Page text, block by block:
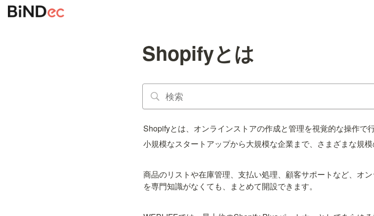
Shopifyとは
Shopifyとは、オンラインストアの作成と管理を視覚的な操作で
小規模なスタートアップから大規模な企業まで、さまざまな規模
商品のリストや在庫管理、支払い処理、顧客サポートなど、オ
を専門知識がなくても、まとめて開設できます。